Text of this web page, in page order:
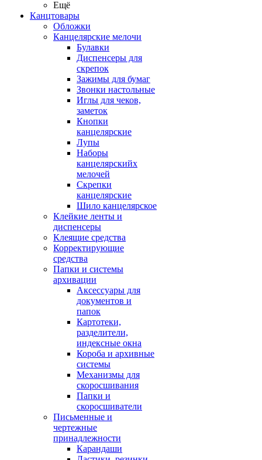
Ещё
Канцтовары
Обложки
Канцелярские мелочи
Булавки
Диспенсеры для
скрепок
Зажимы для бумаг
Звонки настольные
Иглы для чеков,
заметок
Кнопки
канцелярские
Лупы
Наборы
канцелярскийх
мелочей
Скрепки
канцелярские
Шило канцелярское
Клейкие ленты и
диспенсеры
Клеящие средства
Корректирующие
средства
Папки и системы
архивации
Аксессуары для
документов и
папок
Картотеки,
разделители,
индексные окна
Короба и архивные
системы
Механизмы для
скоросшивания
Папки и
скоросшиватели
Письменные и
чертежные
принадлежности
Карандаши